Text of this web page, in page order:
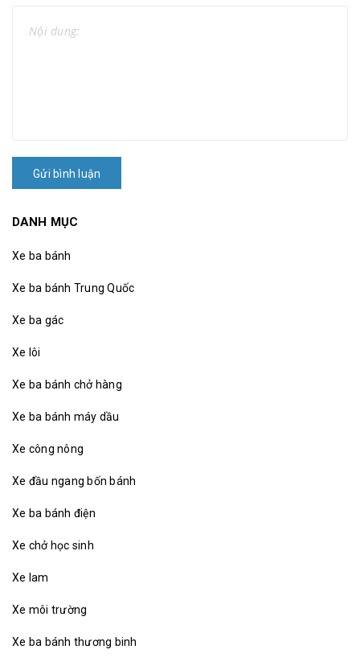
Gửi bình luận
DANH MỤC
Xe ba bánh
Xe ba bánh Trung Quốc
Xe ba gác
Xe lôi
Xe ba bánh chở hàng
Xe ba bánh máy dầu
Xe công nông
Xe đầu ngang bốn bánh
Xe ba bánh điện
Xe chở học sinh
Xe lam
Xe môi trường
Xe ba bánh thương binh